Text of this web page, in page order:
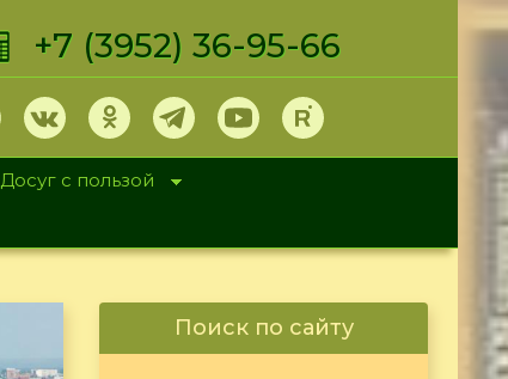
+7 (3952) 36-95-66
Досуг с пользой
Поиск по сайту